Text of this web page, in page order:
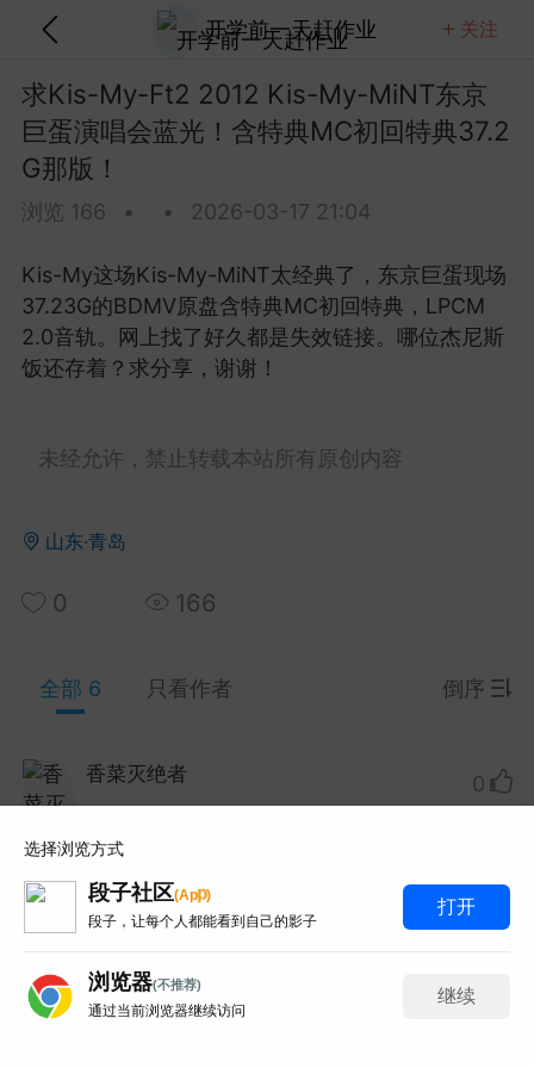
音乐
开学前一天赶作业 关注
Brightman 2013 Dreamchaser星梦传
光！20.7G含歌剧魅影那版！
这场Dreamchaser太美了，20.7G的ISO原盘D
金刚狼剪指甲 0 5
2013 Crossroads吉他音乐节蓝
逊广场花园多位传奇吉他手...
Red 2003 Live At Montreux蒙特勒现
这场蒙特勒现场太经典了，93分钟33.7G的IS
HDMA 5.1音轨。网上搜...
2019 KaleidoLuna演唱会蓝光！
KaleidoLuna太想收了，21.1G的BDMV原盘3
上找了好久都是失效链接...
百度百科全书
6
求Kis-My-Ft2 2012 Kis-My-MiNT东京
巨蛋演唱会蓝光！含特典MC初回特典37.2
G那版！
浏览 166 • • 2026-03-17 21:04
Kis-My这场Kis-My-MiNT太经典了，东京巨蛋现场
37.23G的BDMV原盘含特典MC初回特典，LPCM
2.0音轨。网上找了好久都是失效链接。哪位杰尼斯
饭还存着？求分享，谢谢！
未经允许，禁止转载本站所有原创内容
山东·青岛
0 166
全部 6 只看作者 倒序
香菜灭绝者
想要这个夸克网盘！真的谢谢！
0
打赏 举报 回复
金刚狼剪指甲 Lv.1
选择浏览方式
段子社区(App)
段子，让每个人都能看到自己的影子
打开
浏览器(不推荐)
通过当前浏览器继续访问
继续